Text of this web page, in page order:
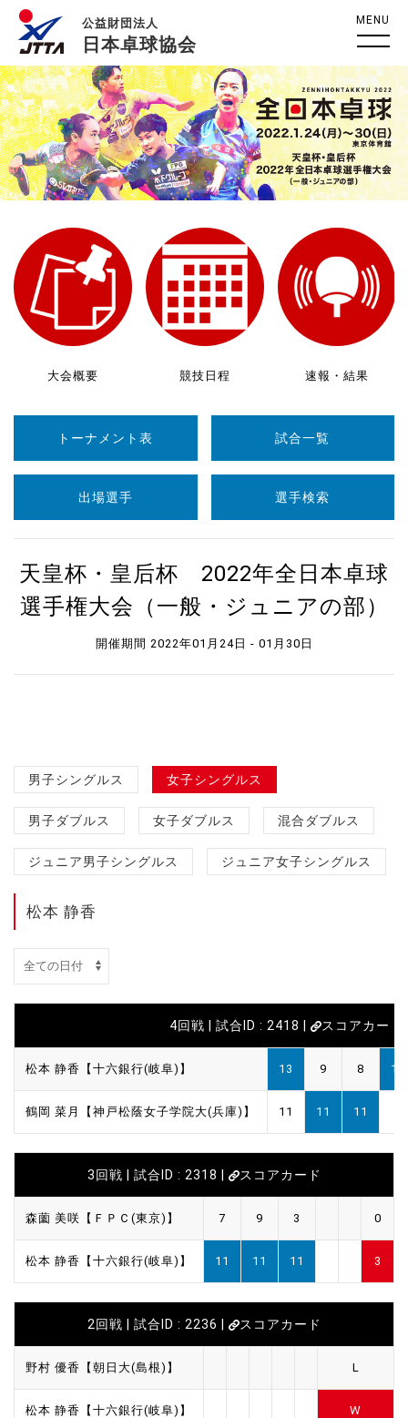
公益財団法人
日本卓球協会
MENU
大会概要 競技日程 速報・結果
トーナメント表 試合一覧
出場選手 選手検索
天皇杯・皇后杯 2022年全日本卓球
選手権大会（一般・ジュニアの部）
開催期間 2022年01月24日 - 01月30日
男子シングルス 女子シングルス
男子ダブルス 女子ダブルス 混合ダブルス
ジュニア男子シングルス ジュニア女子シングルス
松本 静香
4回戦 | 試合ID : 2418 | スコアカード
松本 静香【十六銀行(岐阜)】 13 9 8 11
鶴岡 菜月【神戸松蔭女子学院大(兵庫)】 11 11 11
3回戦 | 試合ID : 2318 | スコアカード
森薗 美咲【ＦＰＣ(東京)】 7 9 3 0
松本 静香【十六銀行(岐阜)】 11 11 11 3
2回戦 | 試合ID : 2236 | スコアカード
野村 優香【朝日大(島根)】 L
松本 静香【十六銀行(岐阜)】 W